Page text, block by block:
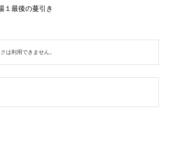
１最後の蔓引き
は利用できません。